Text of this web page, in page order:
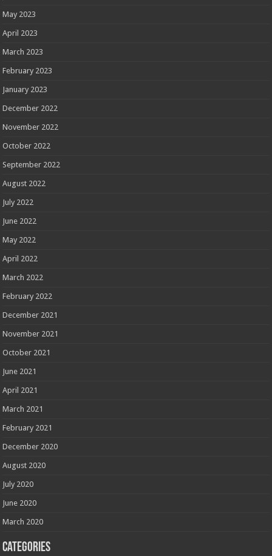
May 2023
April 2023
March 2023
February 2023
January 2023
December 2022
November 2022
October 2022
September 2022
August 2022
July 2022
June 2022
May 2022
April 2022
March 2022
February 2022
December 2021
November 2021
October 2021
June 2021
April 2021
March 2021
February 2021
December 2020
August 2020
July 2020
June 2020
March 2020
Categories